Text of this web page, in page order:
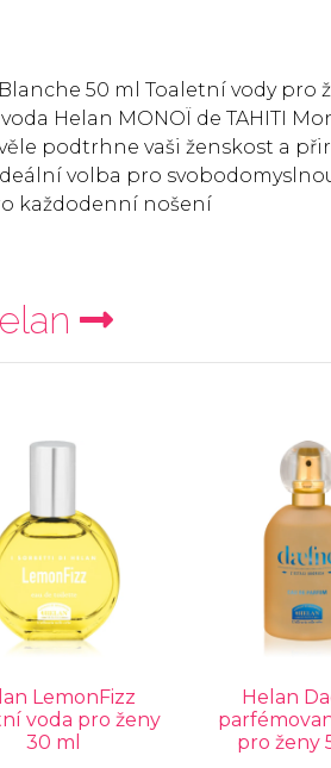
50 ml Toaletní vody pro
Helan MONOÏ de TAHITI
podtrhne vaši ženskost a
volba pro
každodenní nošení
LemonFizz
voda pro ženy
30 ml
Helan
pro ženy